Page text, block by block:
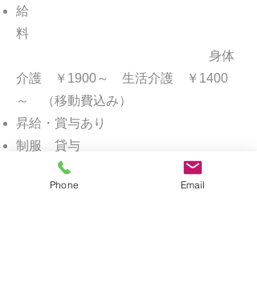
給
料
身体
介護 ￥1900～ 生活介護 ￥1400
～ （移動費込み）
昇給・賞与あり
制服 貸与
休日・休
暇
Phone Email